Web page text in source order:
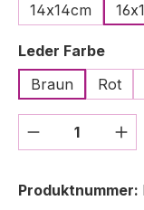
14x14cm
Leder Farbe
Braun
Rot
Produkt
Produktnummer: